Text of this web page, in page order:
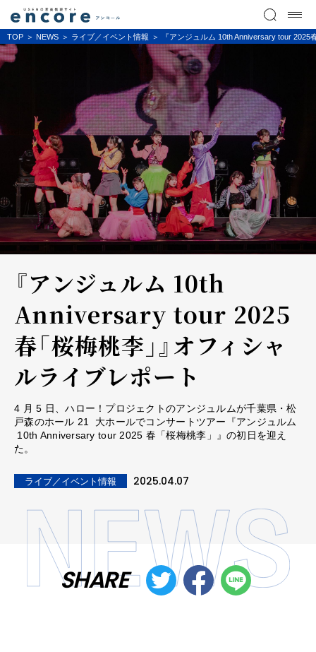
TOP NEWS ライブ／イベント情報 『アンジュルム 10th Anniversary tour
『アンジュルム 10th
Anniversary tour 2025
春「桜梅桃李」』オフィシャ
ルライブレポート
4 月 5 日、ハロー！プロジェクトのアンジュルムが千葉県・松
戸森のホール 21 大ホールでコンサートツアー『アンジュルム
10th Anniversary tour 2025 春「桜梅桃李」』の初日を迎え
た。
ライブ／イベント情報 2025.04.07
SHARE